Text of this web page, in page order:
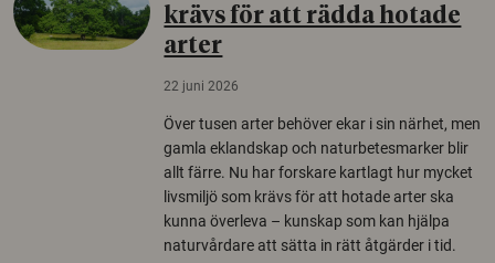
krävs för att rädda hotade
arter
22 juni 2026
Över tusen arter behöver ekar i sin närhet, men
gamla eklandskap och naturbetesmarker blir
allt färre. Nu har forskare kartlagt hur mycket
livsmiljö som krävs för att hotade arter ska
kunna överleva – kunskap som kan hjälpa
naturvårdare att sätta in rätt åtgärder i tid.